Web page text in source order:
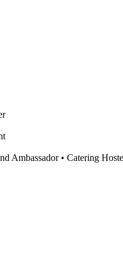
Ambassador • Catering